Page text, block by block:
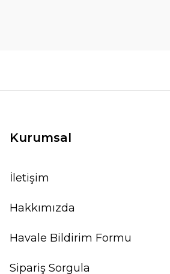
Kurumsal
İletişim
Hakkımızda
Havale Bildirim Formu
Sipariş Sorgula